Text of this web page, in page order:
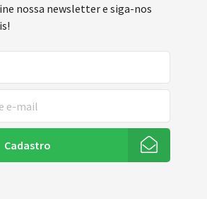
nossa newsletter e siga-nos
Cadastro